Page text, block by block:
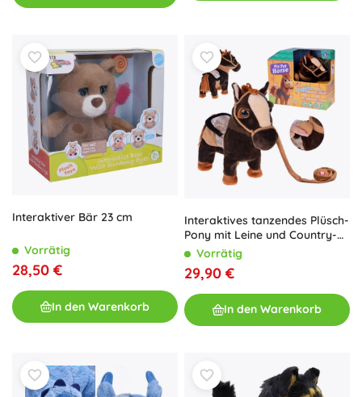
Interaktiver Bär 23 cm
Vorrätig
28,50 €
In den Warenkorb
Interaktives tanzendes Plüsch-
Pony mit Leine und Country-
Sounds
Vorrätig
29,90 €
In den Warenkorb